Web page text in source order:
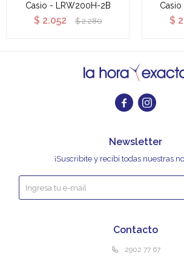
Casio - LRW200H-2B
$ 2.052 $ 2.280 $
 
Contacto
2902 77 67
Newsletter
¡Suscribite y recibí todas nuestras